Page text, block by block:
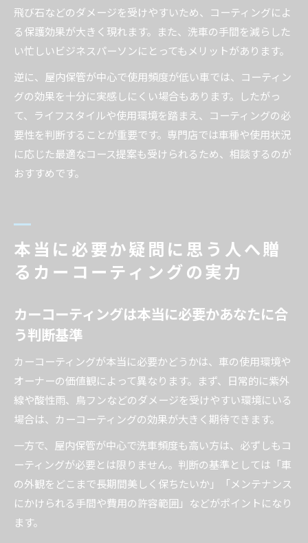
飛び石などのダメージを受けやすいため、コーティングによ
る保護効果が大きく現れます。また、洗車の手間を減らした
い忙しいビジネスパーソンにとってもメリットがあります。
逆に、屋内保管が中心で使用頻度が低い車では、コーティン
グの効果を十分に実感しにくい場合もあります。したがっ
て、ライフスタイルや使用環境を踏まえ、コーティングの必
要性を判断することが重要です。専門店では車種や使用状況
に応じた最適なコース提案も受けられるため、相談するのが
おすすめです。
本当に必要か疑問に思う人へ贈
るカーコーティングの実力
カーコーティングは本当に必要かあなたに合
う判断基準
カーコーティングが本当に必要かどうかは、車の使用環境や
オーナーの価値観によって異なります。まず、日常的に紫外
線や酸性雨、鳥フンなどのダメージを受けやすい環境にいる
場合は、カーコーティングの効果が大きく期待できます。
一方で、屋内保管が中心で洗車頻度も高い方は、必ずしもコ
ーティングが必要とは限りません。判断の基準としては「車
の外観をどこまで長期間美しく保ちたいか」「メンテナンス
にかけられる手間や費用の許容範囲」などがポイントになり
ます。